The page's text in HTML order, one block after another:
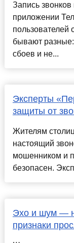
Запись
приложении
пользователей
бывают
сбоев и не...
Эксперты
защиты от
Жителям
настоящий
мошенником и
безопасен.
Эхо и шум —
признаки